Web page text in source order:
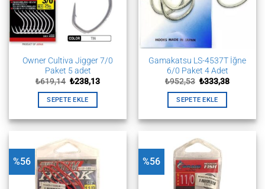
Owner Cultiva Jigger 7/0
Paket 5 adet
₺619,14 Orijinal
₺619,14.
₺238,13Şu
SEPETE EKLE
Gamakatsu LS-4537T İğne
6/0 Paket 4 Adet
₺952,53 Orijinal
₺952,53.
₺333,38Şu
SEPETE EKLE
%56 %56